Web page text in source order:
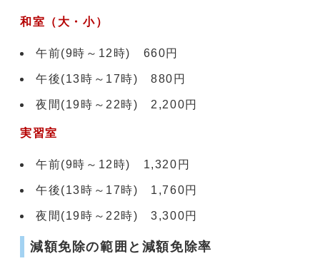
和室（大・小）
午前(9時～12時) 660円
午後(13時～17時) 880円
夜間(19時～22時) 2,200円
実習室
午前(9時～12時) 1,320円
午後(13時～17時) 1,760円
夜間(19時～22時) 3,300円
減額免除の範囲と減額免除率